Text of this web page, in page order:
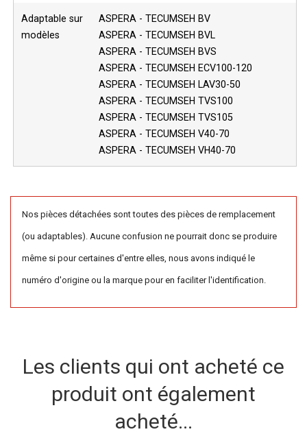
Adaptable sur
modèles
ASPERA - TECUMSEH BV
ASPERA - TECUMSEH BVL
ASPERA - TECUMSEH BVS
ASPERA - TECUMSEH ECV100-120
ASPERA - TECUMSEH LAV30-50
ASPERA - TECUMSEH TVS100
ASPERA - TECUMSEH TVS105
ASPERA - TECUMSEH V40-70
ASPERA - TECUMSEH VH40-70
Nos pièces détachées sont toutes des pièces de remplacement
(ou adaptables). Aucune confusion ne pourrait donc se produire
même si pour certaines d'entre elles, nous avons indiqué le
numéro d'origine ou la marque pour en faciliter l'identification.
Les clients qui ont acheté ce
produit ont également
acheté...